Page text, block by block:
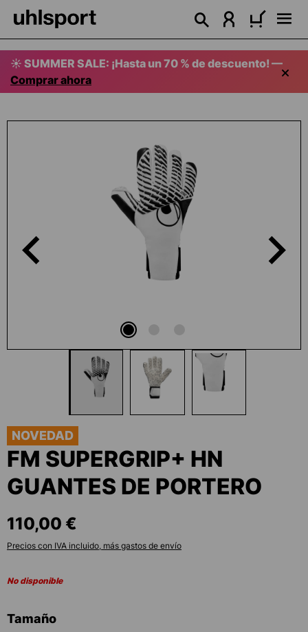
principal
☀️ SUMMER SALE: ¡Hasta un 70 % de descuento! —
Comprar ahora
NOVEDAD
FM SUPERGRIP+ HN
GUANTES DE PORTERO
110,00 €
Precios con IVA incluido, más gastos de envío
No disponible
Seleccione
Tamaño